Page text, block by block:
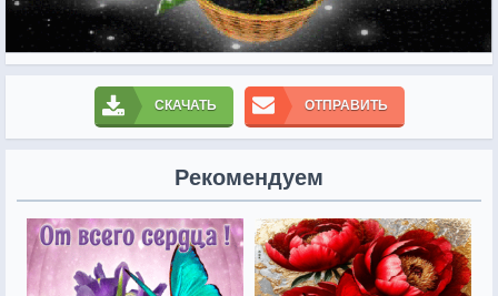
СКАЧАТЬ ОТПРАВИТЬ
Рекомендуем